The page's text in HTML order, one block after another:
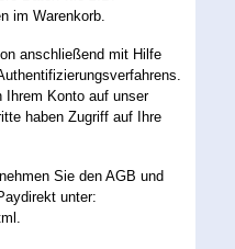
im Warenkorb.
anschließend mit Hilfe
Ihrem Konto auf unser
haben Zugriff auf Ihre
Sie den AGB und
unter: